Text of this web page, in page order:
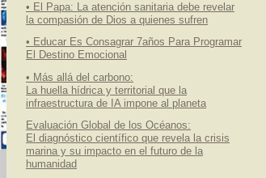
• Educar Es Consagrar 7años Para Programar
El Destino Emocional
Evaluación Global de los Océanos:
El diagnóstico científico que revela la crisis
marina y su impacto en el futuro de la
humanidad
• Más allá del carbono:
La huella hídrica y territorial que la
infraestructura de IA impone al planeta
• El Papa: La atención sanitaria debe revelar
la compasión de Dios a quienes sufren